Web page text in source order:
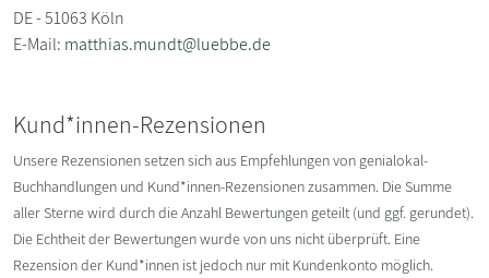
DE - 51063 Köln
E-Mail: matthias.mundt@luebbe.de
Kund*innen-Rezensionen
Unsere Rezensionen setzen sich aus Empfehlungen von genialokal-
Buchhandlungen und Kund*innen-Rezensionen zusammen. Die Summe
aller Sterne wird durch die Anzahl Bewertungen geteilt (und ggf. gerundet).
Die Echtheit der Bewertungen wurde von uns nicht überprüft. Eine
Rezension der Kund*innen ist jedoch nur mit Kundenkonto möglich.